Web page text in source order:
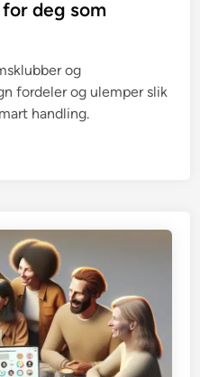
deg som
og
fordeler og ulemper slik
handling.